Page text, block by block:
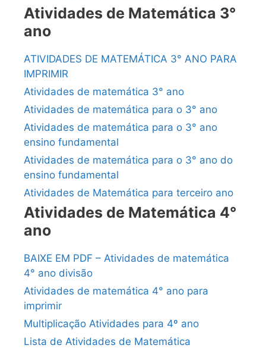
Atividades de Matemática 3°
ano
ATIVIDADES DE MATEMÁTICA 3° ANO PARA
IMPRIMIR
Atividades de matemática 3° ano
Atividades de matemática para o 3° ano
Atividades de matemática para o 3° ano
ensino fundamental
Atividades de matemática para o 3° ano do
ensino fundamental
Atividades de Matemática para terceiro ano
Atividades de Matemática 4°
ano
BAIXE EM PDF – Atividades de matemática
4° ano divisão
Atividades de matemática 4° ano para
imprimir
Multiplicação Atividades para 4º ano
Lista de Atividades de Matemática